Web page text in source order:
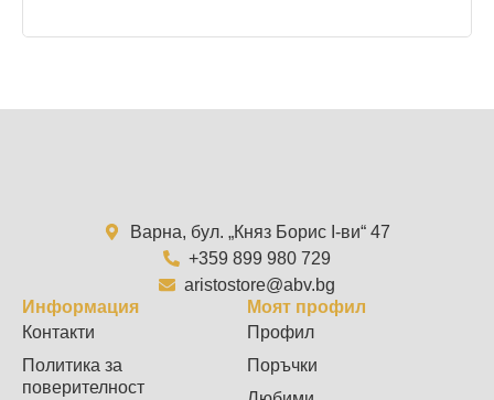
Варна, бул. „Княз Борис I-ви“ 47
+359 899 980 729
aristostore@abv.bg
Информация
Контакти
Политика за
поверителност
Моят профил
Профил
Поръчки